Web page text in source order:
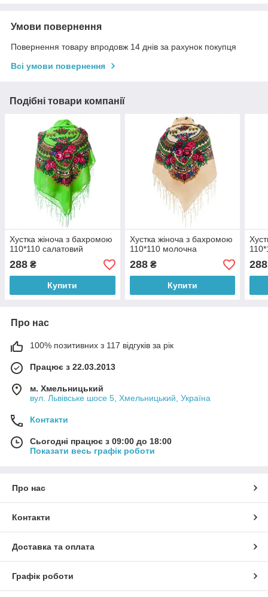
Умови повернення
Повернення товару впродовж 14 днів за рахунок покупця
Всі умови повернення
Подібні товари компанії
Хустка жіноча з бахромою
110*110 салатовий
288 ₴
Купити
Хустка жіноча з бахромою
110*110 молочна
288₴
Купити
288
Про нас
100% позитивних з 117 відгуків за рік
Працює з 22.03.2013
м. Хмельницький
вул. Львівське шосе 5, Хмельницький, Україна
Контакти
Сьогодні працює з 09:00 до 18:00
Показати весь графік роботи
Про нас
Контакти
Доставка та оплата
Графік роботи